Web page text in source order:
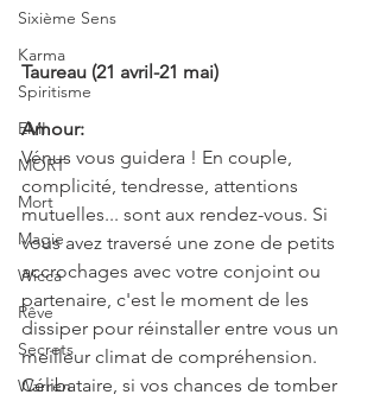
Sixième Sens
Karma
Spiritisme
EMI
MORT
Mort
Magie
Wicca
Rêve
Secrets
Warren
Taureau (21 avril-21 mai)
Amour:
Vénus vous guidera ! En couple,
complicité, tendresse, attentions
mutuelles... sont aux rendez-vous. Si
vous avez traversé une zone de petits
accrochages avec votre conjoint ou
partenaire, c'est le moment de les
dissiper pour réinstaller entre vous un
meilleur climat de compréhension.
Célibataire, si vos chances de tomber